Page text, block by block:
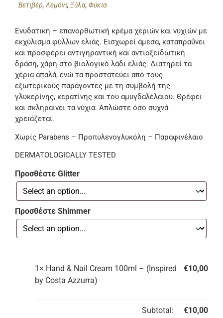
Βετιβέρ,Λεμόνι,Ξύλα,Φύκια
Ενυδατική – επανορθωτική κρέμα χεριών και νυχιών με
εκχύλισμα φύλλων ελιάς. Εισχωρεί άμεσα, καταπραΰνει
και προσφέρει αντιγηραντική και αντιοξειδωτική
δράση, χάρη στο βιολογικό λάδι ελιάς. Διατηρεί τα
χέρια απαλά, ενώ τα προστατεύει από τους
εξωτερικούς παράγοντες με τη συμβολή της
γλυκερίνης, κερατίνης και του αμυγδαλέλαιου. Θρέφει
και σκληραίνει τα νύχια. Απλώστε όσο συχνά
χρειάζεται.
Χωρίς Parabens – Προπυλενογλυκόλη – Παραφινέλαιο
DERMATOLOGICALLY TESTED
Προσθέστε Glitter
Προσθέστε Shimmer
1× Hand & Nail Cream 100ml – (Inspired
by Costa Azzurra)
€10,00
Subtotal: €10,00